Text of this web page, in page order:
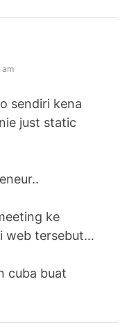
am
sendiri kena
just static
ke
web tersebut…
cuba buat